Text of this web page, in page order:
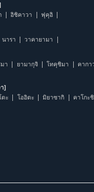
อิชิคาวา ฟุคุอิ
นารา วาคายามา
า ยามากุจิ โทคุชิมา คากา
]
ตะ โออิตะ มิยาซากิ
คาโกะ